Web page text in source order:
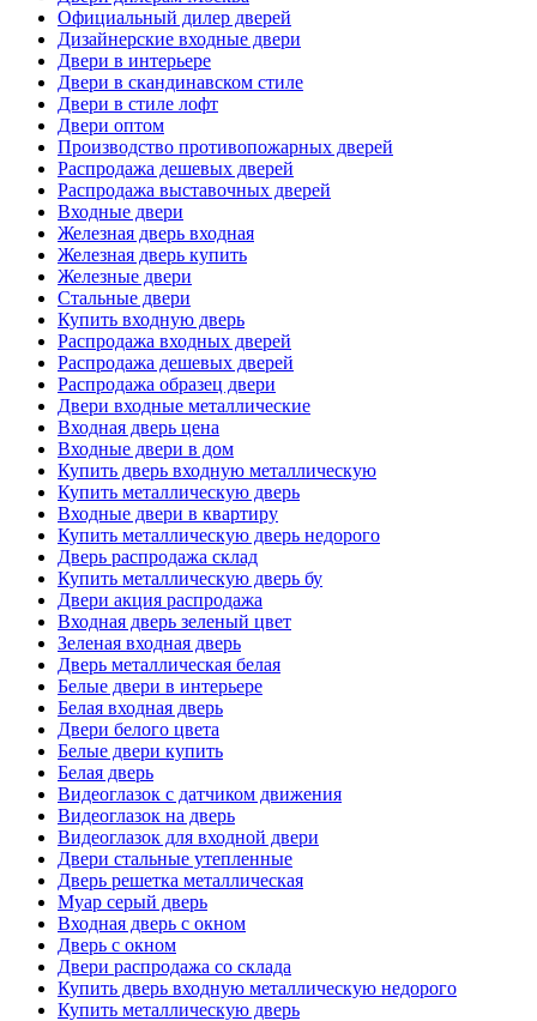
Официальный дилер дверей
Дизайнерские входные двери
Двери в интерьере
Двери в скандинавском стиле
Двери в стиле лофт
Двери оптом
Производство противопожарных дверей
Распродажа дешевых дверей
Распродажа выставочных дверей
Входные двери
Железная дверь входная
Железная дверь купить
Железные двери
Стальные двери
Купить входную дверь
Распродажа входных дверей
Распродажа дешевых дверей
Распродажа образец двери
Двери входные металлические
Входная дверь цена
Входные двери в дом
Купить дверь входную металлическую
Купить металлическую дверь
Входные двери в квартиру
Купить металлическую дверь недорого
Дверь распродажа склад
Купить металлическую дверь бу
Двери акция распродажа
Входная дверь зеленый цвет
Зеленая входная дверь
Дверь металлическая белая
Белые двери в интерьере
Белая входная дверь
Двери белого цвета
Белые двери купить
Белая дверь
Видеоглазок с датчиком движения
Видеоглазок на дверь
Видеоглазок для входной двери
Двери стальные утепленные
Дверь решетка металлическая
Муар серый дверь
Входная дверь с окном
Дверь с окном
Двери распродажа со склада
Купить дверь входную металлическую недорого
Купить металлическую дверь